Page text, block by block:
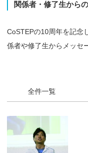
関係者・ 修了生からの
CoSTEPの10周年を記念
係者や修了生からメッセ
全件一覧